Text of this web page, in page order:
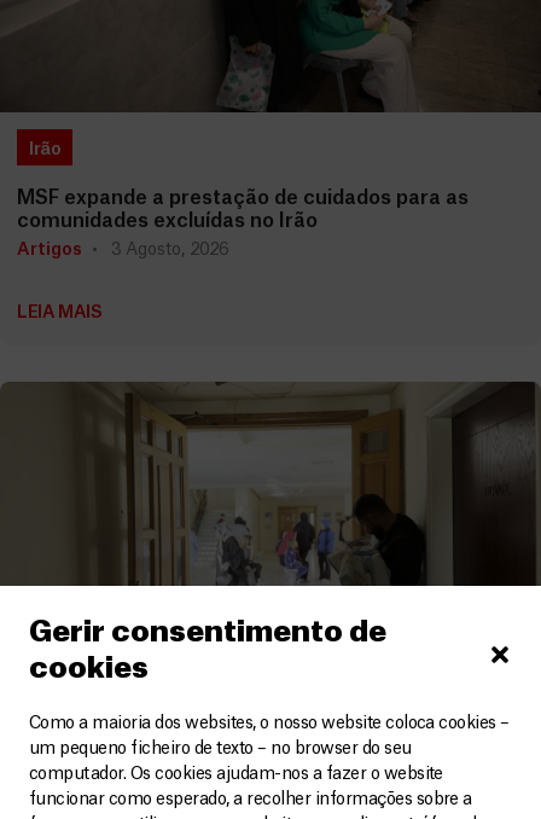
Gerir consentimento de
cookies
Como a maioria dos websites, o nosso website coloca cookies –
um pequeno ficheiro de texto – no browser do seu
computador. Os cookies ajudam-nos a fazer o website
funcionar como esperado, a recolher informações sobre a
Irão
MSF expande a prestação de cuidados para as
comunidades excluídas no Irão
Artigos 3 Agosto, 2026
LEIA MAIS
Líbano
Um quotidiano de medo, perdas e incerteza
Vídeos 1 Agosto, 2026